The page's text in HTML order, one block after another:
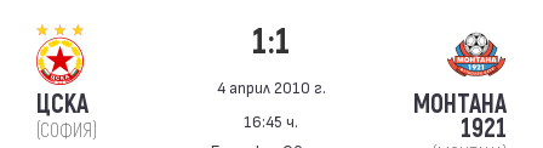
ЦСКА
(СОФИЯ)
1:1
4 април 2010 г.
16:45 ч.
МОНТАНА
1921